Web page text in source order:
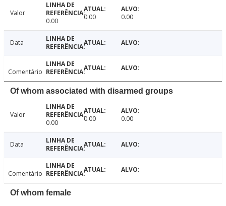
Valor
0.00
0.00 0.00
Data
Comentário
Of whom associated with disarmed groups
Valor
0.00
0.00 0.00
Data
Comentário
Of whom female